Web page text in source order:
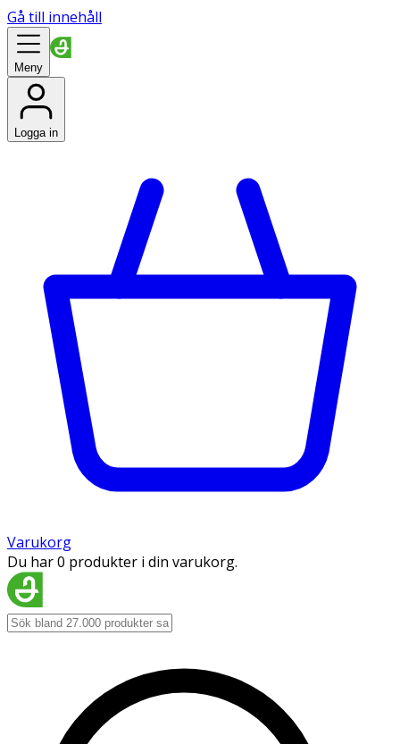
Gå till innehåll
Meny
Logga in
Varukorg
Du har 0 produkter i din varukorg.